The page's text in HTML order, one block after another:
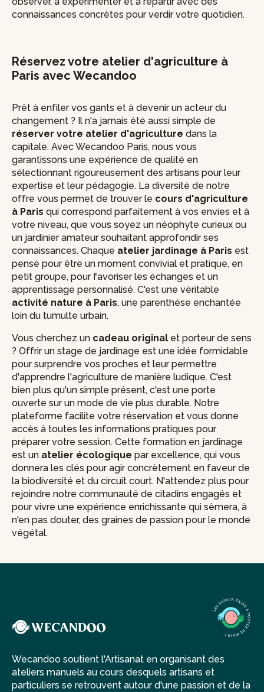
connaissances concrètes pour verdir votre quotidien.
Réservez votre atelier d'agriculture à
Paris avec Wecandoo
Prêt à enfiler vos gants et à devenir un acteur du
changement ? Il n'a jamais été aussi simple de
réserver votre atelier d'agriculture dans la
capitale. Avec Wecandoo Paris, nous vous
garantissons une expérience de qualité en
sélectionnant rigoureusement des artisans pour leur
expertise et leur pédagogie. La diversité de notre
offre vous permet de trouver le cours d'agriculture
à Paris qui correspond parfaitement à vos envies et à
votre niveau, que vous soyez un néophyte curieux ou
un jardinier amateur souhaitant approfondir ses
connaissances. Chaque atelier jardinage à Paris est
pensé pour être un moment convivial et pratique, en
petit groupe, pour favoriser les échanges et un
apprentissage personnalisé. C'est une véritable
activité nature à Paris, une parenthèse enchantée
loin du tumulte urbain.
Vous cherchez un cadeau original et porteur de sens
? Offrir un stage de jardinage est une idée formidable
pour surprendre vos proches et leur permettre
d'apprendre l'agriculture de manière ludique. C'est
bien plus qu'un simple présent, c'est une porte
ouverte sur un mode de vie plus durable. Notre
plateforme facilite votre réservation et vous donne
accès à toutes les informations pratiques pour
préparer votre session. Cette formation en jardinage
est un atelier écologique par excellence, qui vous
donnera les clés pour agir concrètement en faveur de
la biodiversité et du circuit court. N'attendez plus pour
rejoindre notre communauté de citadins engagés et
pour vivre une expérience enrichissante qui sèmera, à
n'en pas douter, des graines de passion pour le monde
végétal.
Wecandoo soutient l'Artisanat en organisant des
ateliers manuels au cours desquels artisans et
particuliers se retrouvent autour d'une passion et de la